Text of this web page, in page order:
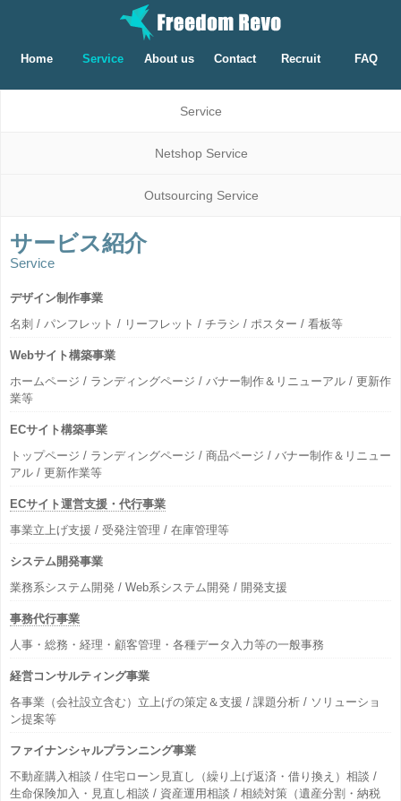
Home Service About us Contact Recruit FAQ
Service
Netshop Service
Outsourcing Service
サービス紹介
Service
デザイン制作事業
名刺 / パンフレット / リーフレット / チラシ / ポスター / 看板等
Webサイト構築事業
ホームページ / ランディングページ / バナー制作＆リニューアル / 更新作
業等
ECサイト構築事業
トップページ / ランディングページ / 商品ページ / バナー制作＆リニュー
アル / 更新作業等
ECサイト運営支援・代行事業
事業立上げ支援 / 受発注管理 / 在庫管理等
システム開発事業
業務系システム開発 / Web系システム開発 / 開発支援
事務代行事業
人事・総務・経理・顧客管理・各種データ入力等の一般事務
経営コンサルティング事業
各事業（会社設立含む）立上げの策定＆支援 / 課題分析 / ソリューショ
ン提案等
ファイナンシャルプランニング事業
不動産購入相談 / 住宅ローン見直し（繰り上げ返済・借り換え）相談 /
生命保険加入・見直し相談 / 資産運用相談 / 相続対策（遺産分割・納税